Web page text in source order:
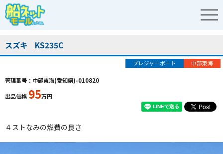
スズキ KS235C
プレジャーボート 中部東海
管理番号：中部東海(愛知県)-010820
出品価格95万円
４ストなみの燃費の良さ